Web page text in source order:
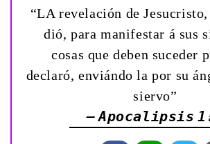
“LA revelación de
dió, para manifestar á sus
cosas que deben suceder
declaró, enviándo la por su
siervo”
— Apocalipsis